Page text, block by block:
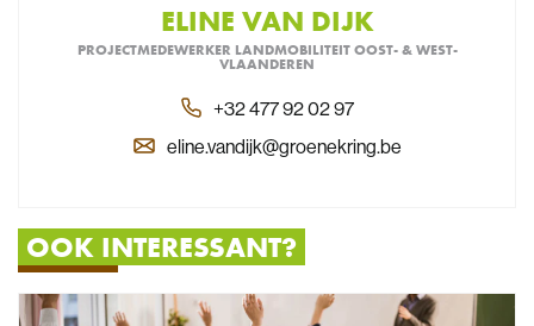
ELINE VAN DIJK
PROJECTMEDEWERKER LANDMOBILITEIT OOST- & WEST-
VLAANDEREN
+32 477 92 02 97
eline.vandijk@groenekring.be
OOK INTERESSANT?